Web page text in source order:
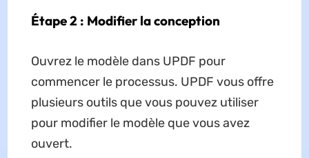
Étape 2 : Modifier la conception
Ouvrez le modèle dans UPDF pour
commencer le processus. UPDF vous offre
plusieurs outils que vous pouvez utiliser
pour modifier le modèle que vous avez
ouvert.